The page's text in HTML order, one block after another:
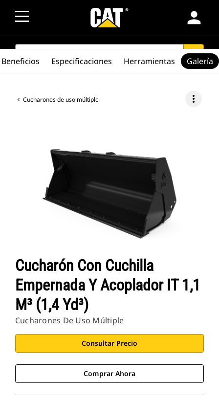
person
SEARCH search
Cucharones de uso múltiple more_vert
Cucharón Con Cuchilla
Empernada Y Acoplador IT 1,1
M³ (1,4 Yd³)
Cucharones De Uso Múltiple
Consultar Precio
Comprar Ahora
Beneficios Especificaciones Herramientas Galería